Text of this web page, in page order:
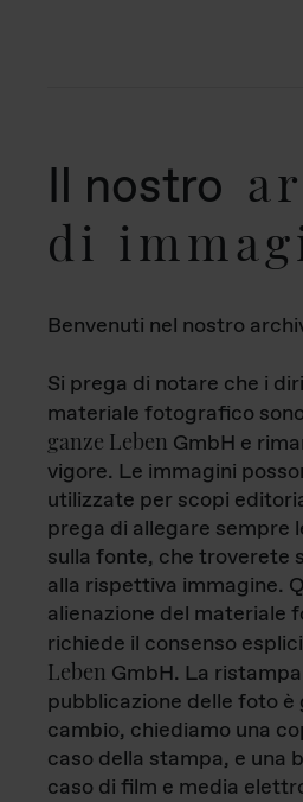
Il nostro
di
Benvenuti nel nostro
Si prega di notare che i
materiale fotografico
ganze Leben GmbH e
vigore. Le immagini
utilizzate per scopi
prega di allegare sempre
sulla fonte, che troverete
alla rispettiva immagine.
alienazione del materiale
richiede il consenso
Leben GmbH. La ristampa
pubblicazione delle foto è
cambio, chiediamo una
caso della stampa, e una
caso di film e media